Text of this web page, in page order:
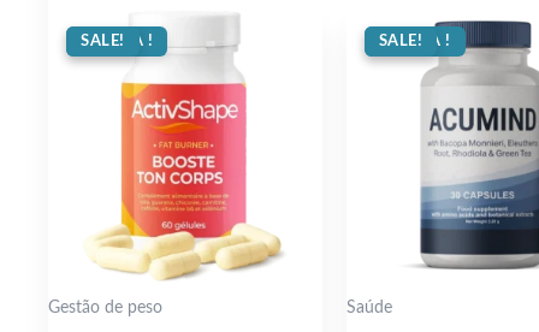
OFERTA !
SALE!
Gestão de peso
OFERTA !
SALE!
Saúde